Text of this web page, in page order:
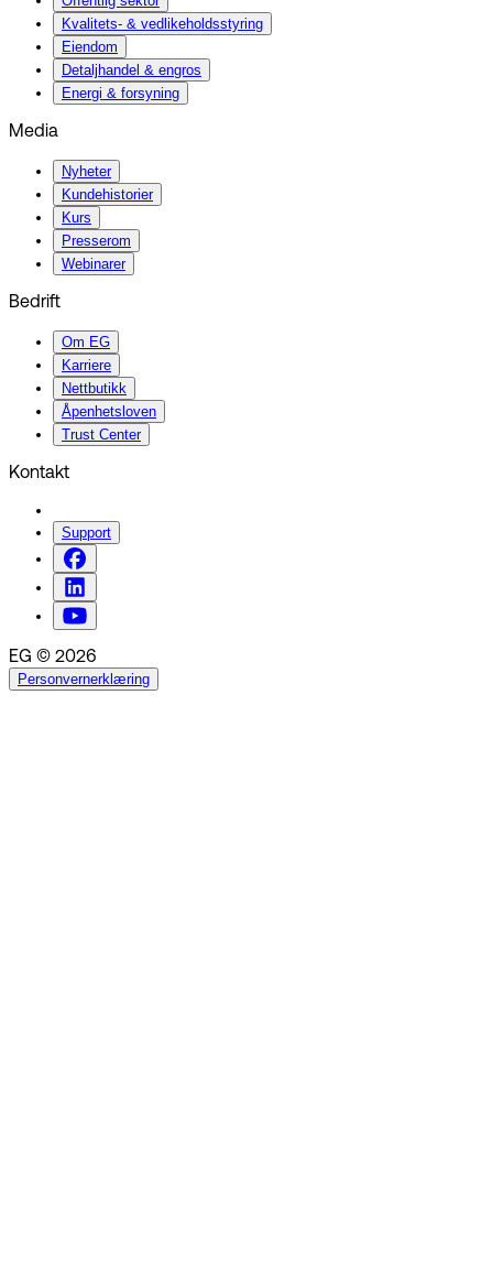
Kvalitets- & vedlikeholdsstyring
Eiendom
Detaljhandel & engros
Energi & forsyning
Media
Nyheter
Kundehistorier
Kurs
Presserom
Webinarer
Bedrift
Om EG
Karriere
Nettbutikk
Åpenhetsloven
Trust Center
Kontakt
Support
EG © 2026
Personvernerklæring